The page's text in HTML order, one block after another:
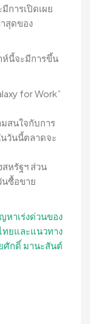
การเปิดเผย
สุดของ
ห์นี้จะมีการขึ้น
for Work”
สนใจกับการ
นวันนี้ตลาดจะ
หรัฐฯ ส่วน
นซื้อขาย
หาเร่งด่วนของ
ทยและแนวทาง
ศักดิ์ มานะสันต์